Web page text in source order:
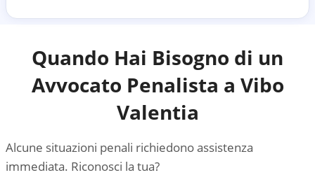
Quando Hai Bisogno di un
Avvocato Penalista a Vibo
Valentia
Alcune situazioni penali richiedono assistenza
immediata. Riconosci la tua?